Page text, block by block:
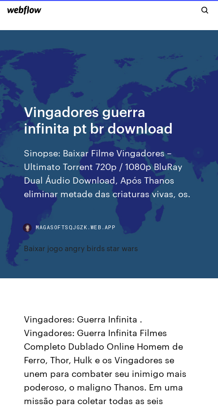
Vingadores guerra
infinita pt br download
Sinopse: Baixar Filme Vingadores –
Ultimato Torrent 720p / 1080p BluRay
Dual Áudio Download, Após Thanos
eliminar metade das criaturas vivas, os.
MAGASOFTSQJGZK.WEB.APP
Baixar jogo angry birds star wars
Vingadores: Guerra Infinita .
Vingadores: Guerra Infinita Filmes
Completo Dublado Online Homem de
Ferro, Thor, Hulk e os Vingadores se
unem para combater seu inimigo mais
poderoso, o maligno Thanos. Em uma
missão para coletar todas as seis